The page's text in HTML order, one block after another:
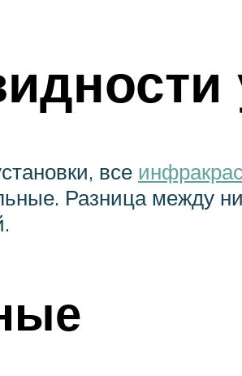
все
Разница между